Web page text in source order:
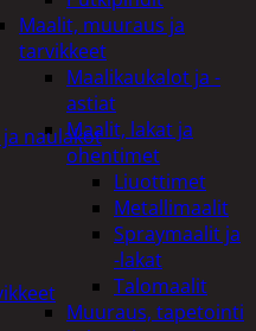
Maalit, muuraus ja
tarvikkeet
Maalikaukalot ja -
astiat
Maalit, lakat ja
ohentimet
Liuottimet
Metallimaalit
Spraymaalit ja
-lakat
Talomaalit
Muuraus, tapetointi
naulakot